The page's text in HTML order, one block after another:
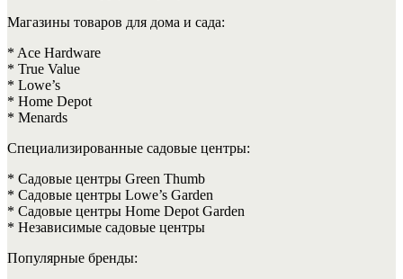
Магазины товаров для дома и сада:
* Ace Hardware
* True Value
* Lowe’s
* Home Depot
* Menards
Специализированные садовые центры:
* Садовые центры Green Thumb
* Садовые центры Lowe’s Garden
* Садовые центры Home Depot Garden
* Независимые садовые центры
Популярные бренды: